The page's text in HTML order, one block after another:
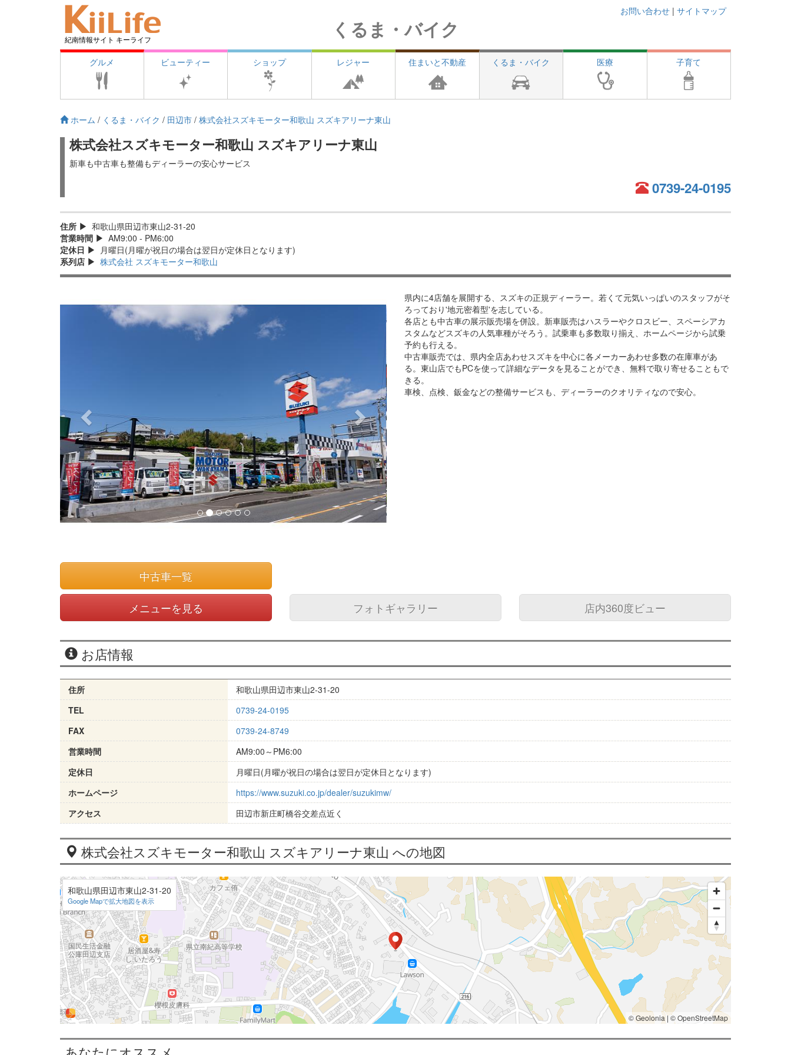
紀南情報サイト キーライフ くるま・バイク
お問い合わせ | サイトマップ
グルメ ビューティー ショップ レジャー 住まいと不動産 くるま・バイク 医療 子育て
ホーム / くるま・バイク / 田辺市 / 株式会社スズキモーター和歌山 スズキアリーナ東山
株式会社スズキモーター和歌山 スズキアリーナ東山
新車も中古車も整備もディーラーの安心サービス
0739-24-0195
住所
和歌山県田辺市東山2-31-20
営業時間
AM9:00 - PM6:00
定休日
月曜日(月曜が祝日の場合は翌日が定休日となります)
系列店
株式会社 スズキモーター和歌山
県内に4店舗を展開する、スズキの正規ディーラー。若くて元気いっぱいのスタッフがそ
ろっており'地元密着型'を志している。
各店とも中古車の展示販売場を併設。新車販売はハスラーやクロスビー、スペーシアカ
スタムなどスズキの人気車種がそろう。試乗車も多数取り揃え、ホームページから試乗
予約も行える。
中古車販売では、県内全店あわせスズキを中心に各メーカーあわせ多数の在庫車があ
る。東山店でもPCを使って詳細なデータを見ることができ、無料で取り寄せることもで
きる。
車検、点検、鈑金などの整備サービスも、ディーラーのクオリティなので安心。
中古車一覧
メニューを見る フォトギャラリー 店内360度ビュー
お店情報
住所
和歌山県田辺市東山2-31-20
TEL
0739-24-0195
FAX
0739-24-8749
営業時間
AM9:00～PM6:00
定休日
月曜日(月曜が祝日の場合は翌日が定休日となります)
ホームページ
https://www.suzuki.co.jp/dealer/suzukimw/
アクセス
田辺市新庄町橋谷交差点近く
株式会社スズキモーター和歌山 スズキアリーナ東山 への地図
和歌山県田辺市東山2-31-20
Google Mapで拡大地図を表示